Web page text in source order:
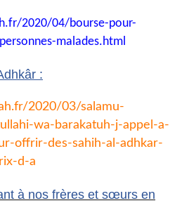
2020/04/bourse-pour-
malades.html
:
2020/03/salamu-
wa-barakatuh-j-appel-a-
offrir-des-sahih-al-adhkar-
d-a
à nos frères et sœurs en